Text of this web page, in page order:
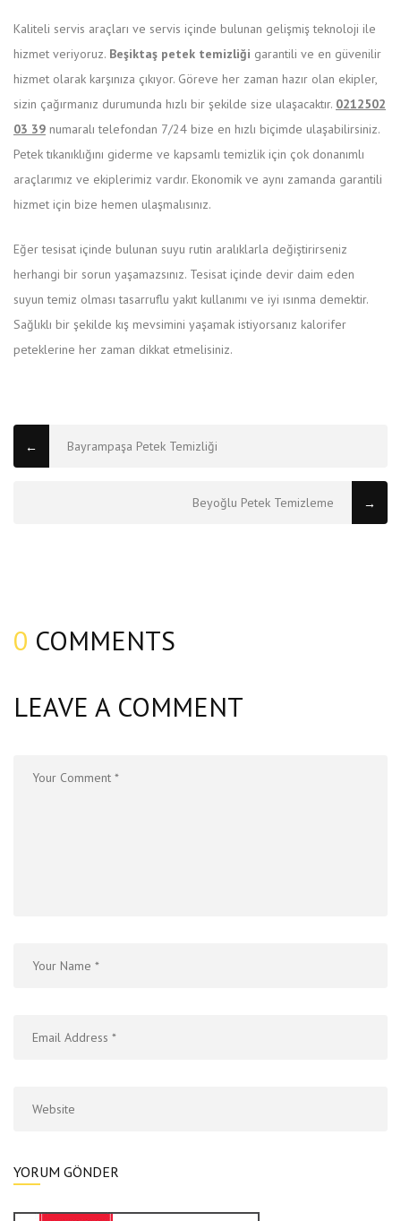
Kaliteli servis araçları ve servis içinde bulunan gelişmiş teknoloji ile
hizmet veriyoruz. Beşiktaş petek temizliği garantili ve en güvenilir
hizmet olarak karşınıza çıkıyor. Göreve her zaman hazır olan ekipler,
sizin çağırmanız durumunda hızlı bir şekilde size ulaşacaktır. 0212502
03 39 numaralı telefondan 7/24 bize en hızlı biçimde ulaşabilirsiniz.
Petek tıkanıklığını giderme ve kapsamlı temizlik için çok donanımlı
araçlarımız ve ekiplerimiz vardır. Ekonomik ve aynı zamanda garantili
hizmet için bize hemen ulaşmalısınız.
Eğer tesisat içinde bulunan suyu rutin aralıklarla değiştirirseniz
herhangi bir sorun yaşamazsınız. Tesisat içinde devir daim eden
suyun temiz olması tasarruflu yakıt kullanımı ve iyi ısınma demektir.
Sağlıklı bir şekilde kış mevsimini yaşamak istiyorsanız kalorifer
peteklerine her zaman dikkat etmelisiniz.
← Bayrampaşa Petek Temizliği
Beyoğlu Petek Temizleme →
0 COMMENTS
LEAVE A COMMENT